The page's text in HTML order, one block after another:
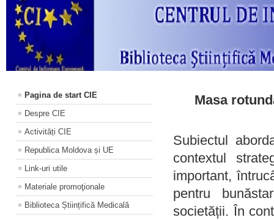
Pagina de start CIE
Despre CIE
Activități CIE
Republica Moldova și UE
Link-uri utile
Materiale promoţionale
Biblioteca Științifică Medicală
Masa
Subiectul
contextul
important,
pentru
societății. În